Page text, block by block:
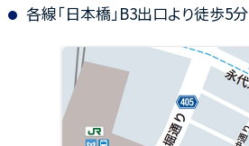
各線「日本橋」B3出口より徒歩5分